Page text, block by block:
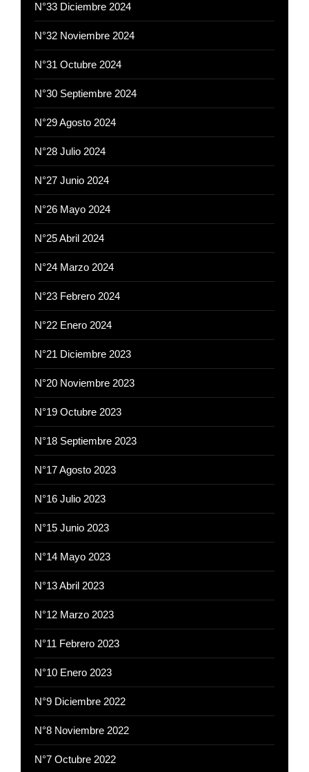
N°33 Diciembre 2024
N°32 Noviembre 2024
N°31 Octubre 2024
N°30 Septiembre 2024
N°29 Agosto 2024
N°28 Julio 2024
N°27 Junio 2024
N°26 Mayo 2024
N°25 Abril 2024
N°24 Marzo 2024
N°23 Febrero 2024
N°22 Enero 2024
N°21 Diciembre 2023
N°20 Noviembre 2023
N°19 Octubre 2023
N°18 Septiembre 2023
N°17 Agosto 2023
N°16 Julio 2023
N°15 Junio 2023
N°14 Mayo 2023
N°13 Abril 2023
N°12 Marzo 2023
N°11 Febrero 2023
N°10 Enero 2023
N°9 Diciembre 2022
N°8 Noviembre 2022
N°7 Octubre 2022